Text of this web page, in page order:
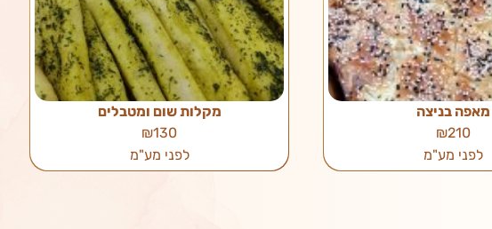
מאפה בניצה
₪210
לפני מע"מ
מקלות שום ומטבלים
₪130
לפני מע"מ